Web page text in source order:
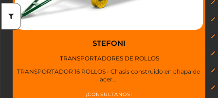
STEFONI
TRANSPORTADORES DE ROLLOS
TRANSPORTADOR 16 ROLLOS • Chasis construido en chapa de
acer...
¡CONSULTANOS!